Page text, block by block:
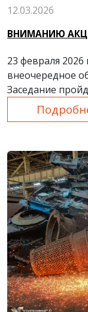
12.03.2026
ВНИМАНИЮ
23 февраля 2026
внеочередное
Заседание
Истикбол, дом